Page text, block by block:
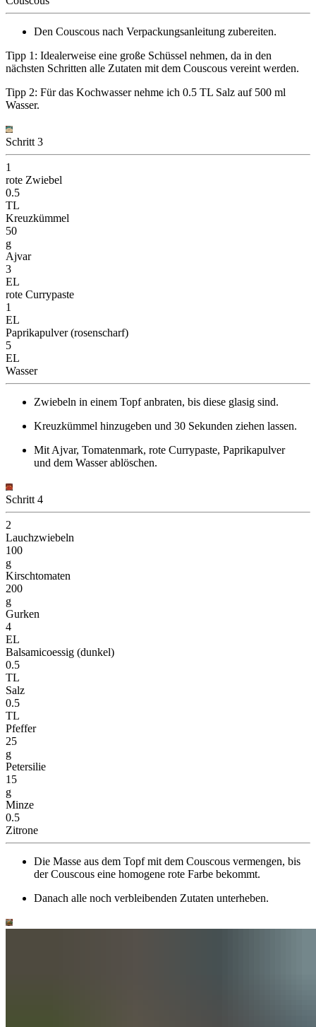
Den Couscous nach Verpackungsanleitung zubereiten.
Tipp 1: Idealerweise eine große Schüssel nehmen, da in den
nächsten Schritten alle Zutaten mit dem Couscous vereint werden.
Tipp 2: Für das Kochwasser nehme ich 0.5 TL Salz auf 500 ml
Wasser.
Schritt 3
1
rote Zwiebel
0.5
TL
Kreuzkümmel
50
g
Ajvar
3
EL
rote Currypaste
1
EL
Paprikapulver (rosenscharf)
5
EL
Wasser
Zwiebeln in einem Topf anbraten, bis diese glasig sind.
Kreuzkümmel hinzugeben und 30 Sekunden ziehen lassen.
Mit Ajvar, Tomatenmark, rote Currypaste, Paprikapulver
und dem Wasser ablöschen.
Schritt 4
2
Lauchzwiebeln
100
g
Kirschtomaten
200
g
Gurken
4
EL
Balsamicoessig (dunkel)
0.5
TL
Salz
0.5
TL
Pfeffer
25
g
Petersilie
15
g
Minze
0.5
Zitrone
Die Masse aus dem Topf mit dem Couscous vermengen, bis
der Couscous eine homogene rote Farbe bekommt.
Danach alle noch verbleibenden Zutaten unterheben.